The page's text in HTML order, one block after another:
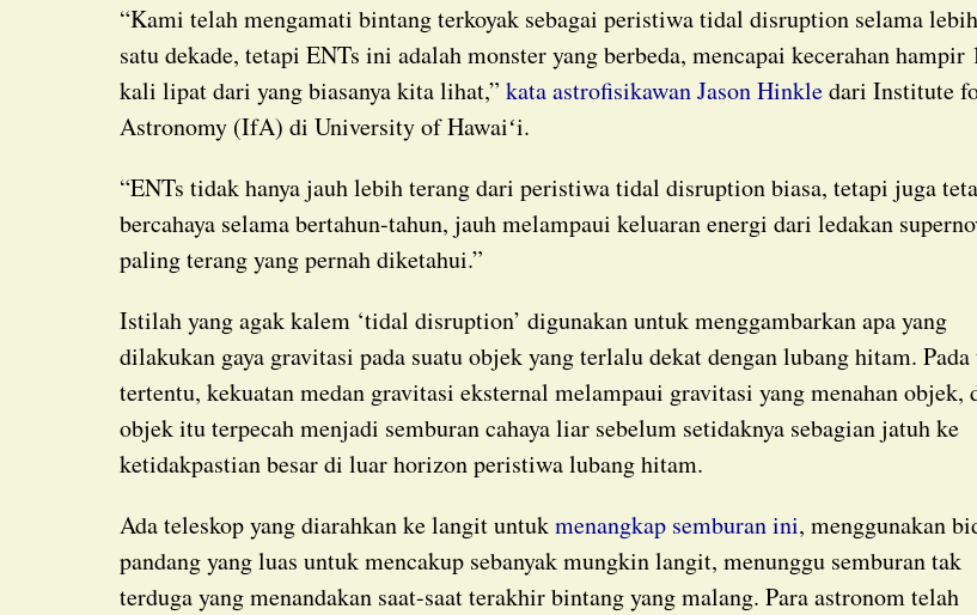
“Kami telah mengamati bintang terkoyak sebagai peristiwa tidal disruption selama lebih dari
satu dekade, tetapi ENTs ini adalah monster yang berbeda, mencapai kecerahan hampir
kali lipat dari yang biasanya kita lihat,”kata astrofisikawan Jason Hinkledari Institute
Astronomy (IfA) di University of Hawaiʻi.
“ENTs tidak hanya jauh lebih terang dari peristiwa tidal disruption biasa, tetapi juga tetap
bercahaya selama bertahun-tahun, jauh melampaui keluaran energi dari ledakan
paling terang yang pernah diketahui.”
Istilah yang agak kalem ‘tidal disruption’ digunakan untuk menggambarkan apa yang
dilakukan gaya gravitasi pada suatu objek yang terlalu dekat dengan lubang hitam.
tertentu, kekuatan medan gravitasi eksternal melampaui gravitasi yang menahan objek,
objek itu terpecah menjadi semburan cahaya liar sebelum setidaknya sebagian jatuh ke
ketidakpastian besar di luar horizon peristiwa lubang hitam.
Ada teleskop yang diarahkan ke langit untukmenangkap semburan ini, menggunakan
pandang yang luas untuk mencakup sebanyak mungkin langit, menunggu semburan tak
terduga yang menandakan saat-saat terakhir bintang yang malang. Para astronom telah